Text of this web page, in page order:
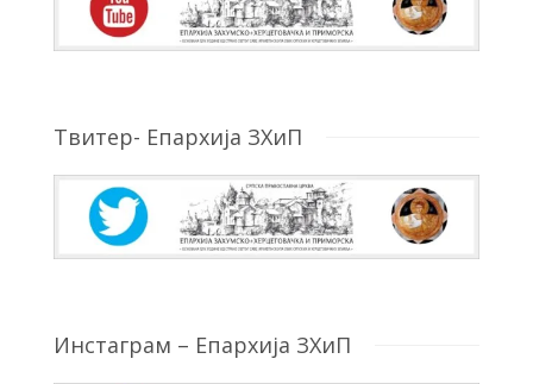
Твитер- Епархија ЗХиП
Инстаграм – Епархија ЗХиП